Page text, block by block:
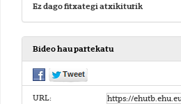
Ez dago fitxategi atxikiturik
Bideo hau partekatu
URL: